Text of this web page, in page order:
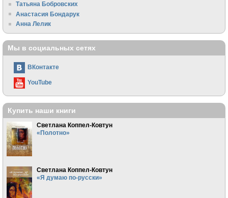
Татьяна Бобровских
Анастасия Бондарук
Анна Лелик
Мы в социальных сетях
ВКонтакте
YouTube
Купить наши книги
Светлана Коппел-Ковтун
«Полотно»
Светлана Коппел-Ковтун
«Я думаю по-русски»